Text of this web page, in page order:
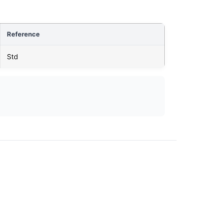
Reference
Std